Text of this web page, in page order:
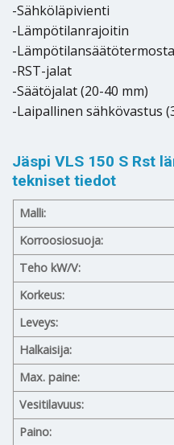
-Sähköläpivienti
-Lämpötilanrajoitin
-
-RST-jalat
-Säätöjalat (20-40 mm)
-Laipallinen sähkövastus
Jäspi VLS 150 S Rst
tekniset tiedot
Malli:
Korroosiosuoja:
Teho kW/V:
Korkeus:
Leveys:
Halkaisija:
Max. paine:
Vesitilavuus:
Paino: